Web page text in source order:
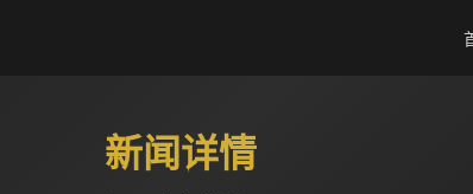
新闻详情